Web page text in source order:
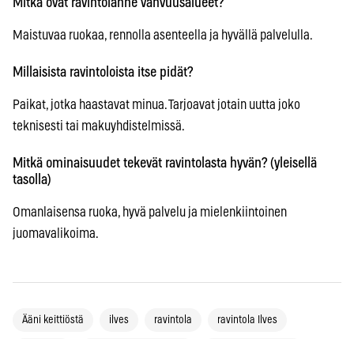
Mitkä ovat ravintolanne vahvuusalueet?
Maistuvaa ruokaa, rennolla asenteella ja hyvällä palvelulla.
Millaisista ravintoloista itse pidät?
Paikat, jotka haastavat minua. Tarjoavat jotain uutta joko
teknisesti tai makuyhdistelmissä.
Mitkä ominaisuudet tekevät ravintolasta hyvän? (yleisellä
tasolla)
Omanlaisensa ruoka, hyvä palvelu ja mielenkiintoinen
juomavalikoima.
Ääni keittiöstä ilves ravintola ravintola Ilves